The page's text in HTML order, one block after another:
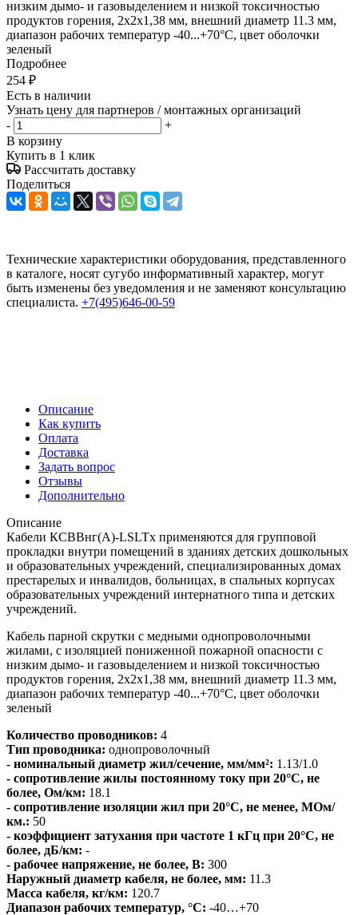
низким дымо- и газовыделением и низкой токсичностью
продуктов горения, 2х2х1,38 мм, внешний диаметр 11.3 мм,
диапазон рабочих температур -40...+70°С, цвет оболочки
зеленый
Подробнее
254 ₽
Есть в наличии
Узнать цену для партнеров / монтажных организаций
-
+
В корзину
Купить в 1 клик
Рассчитать доставку
Поделиться
Технические характеристики оборудования, представленного
в каталоге, носят сугубо информативный характер, могут
быть изменены без уведомления и не заменяют консультацию
специалиста. +7(495)646-00-59
Описание
Как купить
Оплата
Доставка
Задать вопрос
Отзывы
Дополнительно
Описание
Кабели КСВВнг(А)-LSLTx применяются для групповой
прокладки внутри помещений в зданиях детских дошкольных
и образовательных учреждений, специализированных домах
престарелых и инвалидов, больницах, в спальных корпусах
образовательных учреждений интернатного типа и детских
учреждений.
Кабель парной скрутки с медными однопроволочными
жилами, с изоляцией пониженной пожарной опасности с
низким дымо- и газовыделением и низкой токсичностью
продуктов горения, 2х2х1,38 мм, внешний диаметр 11.3 мм,
диапазон рабочих температур -40...+70°С, цвет оболочки
зеленый
Количество проводников: 4
Тип проводника: однопроволочный
- номинальный диаметр жил/сечение, мм/мм²: 1.13/1.0
- сопротивление жилы постоянному току при 20°C, не
более, Ом/км: 18.1
- сопротивление изоляции жил при 20°C, не менее, МОм/
км.: 50
- коэффициент затухания при частоте 1 кГц при 20°C, не
более, дБ/км: -
- рабочее напряжение, не более, В: 300
Наружный диаметр кабеля, не более, мм: 11.3
Масса кабеля, кг/км: 120.7
Диапазон рабочих температур, °С: -40…+70